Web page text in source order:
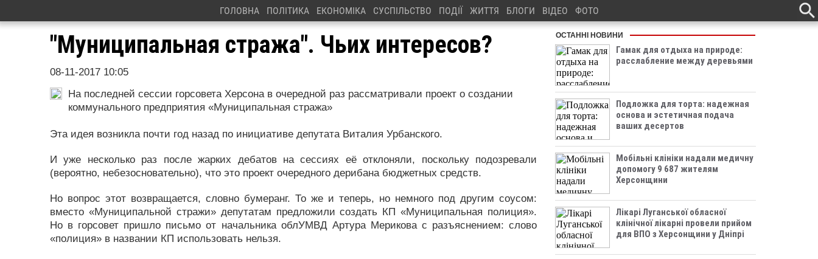
ГОЛОВНА ПОЛІТИКА ЕКОНОМІКА СУСПІЛЬСТВО ПОДІЇ ЖИТТЯ БЛОГИ ВІДЕО ФОТО
"Муниципальная стража". Чьих интересов?
08-11-2017 10:05
На последней сессии горсовета Херсона в очередной раз рассматривали проект о создании
коммунального предприятия «Муниципальная стража»
Эта идея возникла почти год назад по инициативе депутата Виталия Урбанского.
И уже несколько раз после жарких дебатов на сессиях её отклоняли, поскольку подозревали
(вероятно, небезосновательно), что это проект очередного дерибана бюджетных средств.
Но вопрос этот возвращается, словно бумеранг. То же и теперь, но немного под другим соусом:
вместо «Муниципальной стражи» депутатам предложили создать КП «Муниципальная полиция».
Но в горсовет пришло письмо от начальника облУМВД Артура Мерикова с разъяснением: слово
«полиция» в названии КП использовать нельзя.
ОСТАННІ НОВИНИ
Гамак для отдыха на природе:
расслабление между деревьями
Подложка для торта: надежная
основа и эстетичная подача
ваших десертов
Мобільні клініки надали медичну
допомогу 9 687 жителям
Херсонщини
Лікарі Луганської обласної
клінічної лікарні провели прийом
для ВПО з Херсонщини у Дніпрі